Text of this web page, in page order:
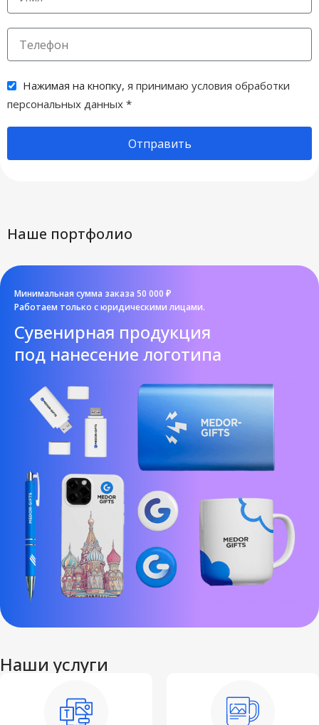
ВИД НАНЕСЕНИЯ
Металстикер
,
,
,
Нажимая на кнопку, я принимаю условия обработки
персональных данных *
Отправить
Наше портфолио
Минимальная сумма заказа 50 000 ₽
Работаем только с юридическими лицами.
Cувенирная продукция
под нанесение логотипа
Наши услуги